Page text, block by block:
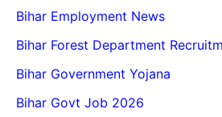
Bihar Employment News
Bihar Forest Department
Bihar Government Yojana
Bihar Govt Job 2026